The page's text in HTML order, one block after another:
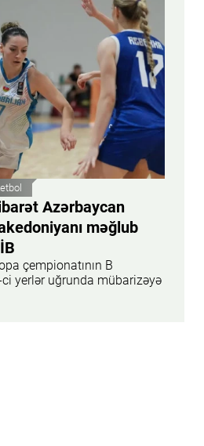
Azərbaycan
məğlub
çempionatının B
yerlər uğrunda mübarizəyə